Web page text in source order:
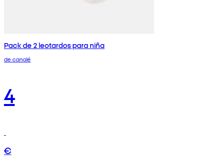
Pack de 2 leotardos para niña
de canalé
4
€